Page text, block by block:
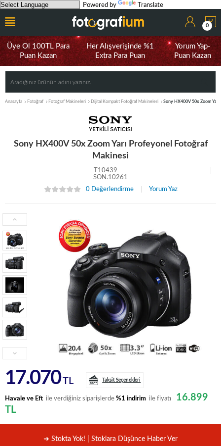
Powered by Translate
0
Üye Ol 100TL Para
Puan Kazan
Her Alışverişinde %1
Extra Para Puan
Yorum Yap-
Puan Kazan
Anasayfa Fotoğraf Fotoğraf Makineleri Dijital Kompakt Fotoğraf Makineleri Sony HX400V 50x Zoom
Sony HX400V 50x Zoom Yarı Profeyonel Fotoğraf
Makinesi
T10439
SON.10261
0 Değerlendirme
Yorum Yaz
17.070TL Taksit Seçenekleri
Havale ve Eft ile verdiğiniz siparişlerde %1 indirim ile fiyatı
16.899
TL
➜ Stokta Yok! | Stoklara Düşünce Haber Ver